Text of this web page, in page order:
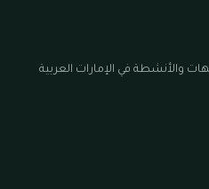
والأنشطة في الإمارات العربية